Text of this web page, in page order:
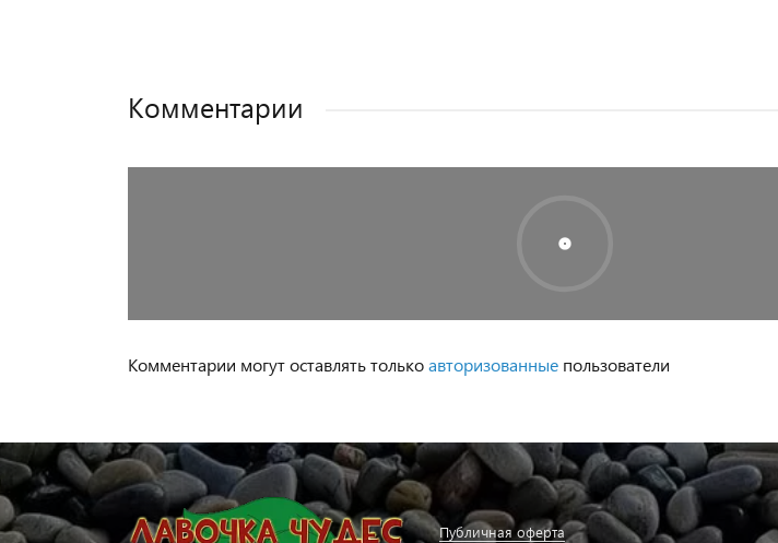
Комментарии
Комментарии могут оставлять толькоавторизованные пользователи
Публичная оферта